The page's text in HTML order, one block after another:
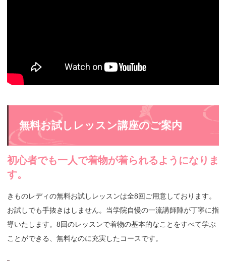
無料お試しレッスン講座のご案内
初心者でも一人で着物が着られるようになりま
す。
きものレディの無料お試しレッスンは全8回ご用意しております。
お試しでも手抜きはしません。当学院自慢の一流講師陣が丁寧に指
導いたします。8回のレッスンで着物の基本的なことをすべて学ぶ
ことができる、無料なのに充実したコースです。